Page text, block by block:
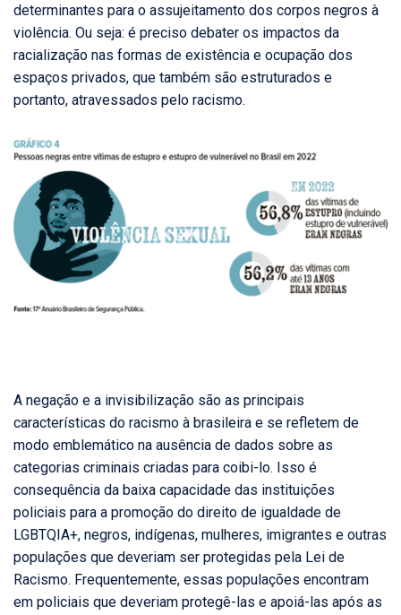
determinantes para o assujeitamento dos corpos negros à
violência. Ou seja: é preciso debater os impactos da
racialização nas formas de existência e ocupação dos
espaços privados, que também são estruturados e
portanto, atravessados pelo racismo.
A negação e a invisibilização são as principais
características do racismo à brasileira e se refletem de
modo emblemático na ausência de dados sobre as
categorias criminais criadas para coibi-lo. Isso é
consequência da baixa capacidade das instituições
policiais para a promoção do direito de igualdade de
LGBTQIA+, negros, indígenas, mulheres, imigrantes e outras
populações que deveriam ser protegidas pela Lei de
Racismo. Frequentemente, essas populações encontram
em policiais que deveriam protegê-las e apoiá-las após as